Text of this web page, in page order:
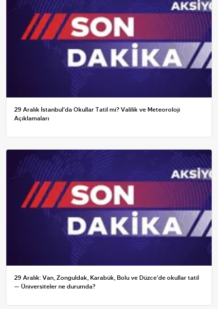
29 Aralık İstanbul'da Okullar Tatil mi? Valilik ve Meteoroloji
Açıklamaları
29 Aralık: Van, Zonguldak, Karabük, Bolu ve Düzce'de okullar tatil
— Üniversiteler ne durumda?